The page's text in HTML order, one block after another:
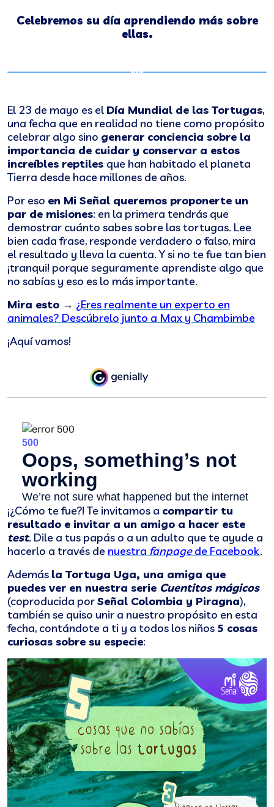
Celebremos su día aprendiendo más sobre
ellas.
El 23 de mayo es el Día Mundial de las Tortugas,
una fecha que en realidad no tiene como propósito
celebrar algo sino generar conciencia sobre la
importancia de cuidar y conservar a estos
increíbles reptiles que han habitado el planeta
Tierra desde hace millones de años.
Por eso en Mi Señal queremos proponerte un
par de misiones: en la primera tendrás que
demostrar cuánto sabes sobre las tortugas. Lee
bien cada frase, responde verdadero o falso, mira
el resultado y lleva la cuenta. Y si no te fue tan bien
¡tranqui! porque seguramente aprendiste algo que
no sabías y eso es lo más importante.
Mira esto → ¿Eres realmente un experto en
animales? Descúbrelo junto a Max y Chambimbe
¡Aquí vamos!
¡¿Cómo te fue?! Te invitamos a compartir tu
resultado e invitar a un amigo a hacer este
test. Dile a tus papás o a un adulto que te ayude a
hacerlo a través de nuestra fanpagede Facebook.
Además la Tortuga Uga, una amiga que
puedes ver en nuestra serie Cuentitos mágicos
(coproducida porSeñal Colombia y Piragna),
también se quiso unir a nuestro propósito en esta
fecha, contándote a ti y a todos los niños 5 cosas
curiosas sobre su especie: